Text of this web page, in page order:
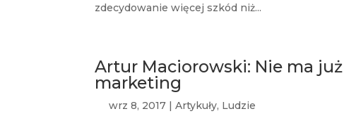
zdecydowanie więcej szkód niż...
Artur Maciorowski: Nie ma
marketing
wrz 8, 2017 |Artykuły, Ludzie